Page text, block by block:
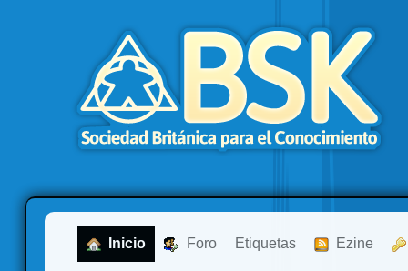
Inicio Foro Etiquetas Ezine